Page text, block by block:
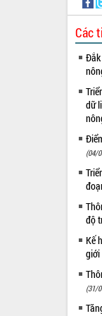
Các
dữ
(04/
độ
Kế
giới
(31/